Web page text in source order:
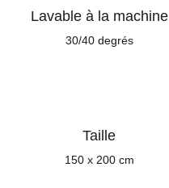
Lavable à la machine
30/40 degrés
Taille
150 x 200 cm